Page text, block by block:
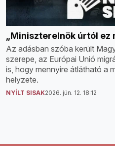
„Miniszterelnök úrtól
Az adásban szóba került
szerepe, az Európai Unió
is, hogy mennyire átlátható a
helyzete.
NYÍLT SISAK2026. jún. 12. 18:12